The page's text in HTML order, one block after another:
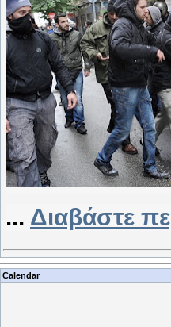
... Διαβάστε
Calendar